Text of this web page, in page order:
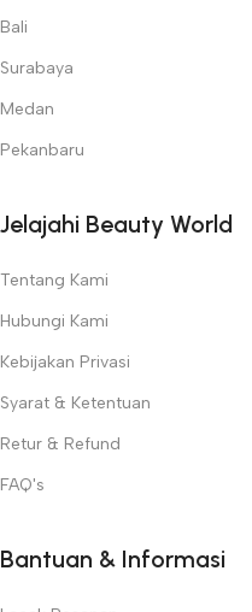
Bali
Surabaya
Medan
Pekanbaru
Jelajahi Beauty World
Tentang Kami
Hubungi Kami
Kebijakan Privasi
Syarat & Ketentuan
Retur & Refund
FAQ's
Bantuan & Informasi